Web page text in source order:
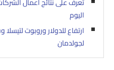
تعرف على نتائج اعمال
اليوم
ارتفاع للدولار وروبوت
لجولدمان